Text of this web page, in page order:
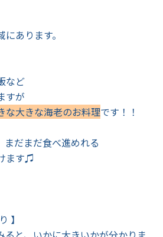
あります。
など
すが
な大きな海老のお料理です！！
まだまだ食べ進めれる
ます♫
】